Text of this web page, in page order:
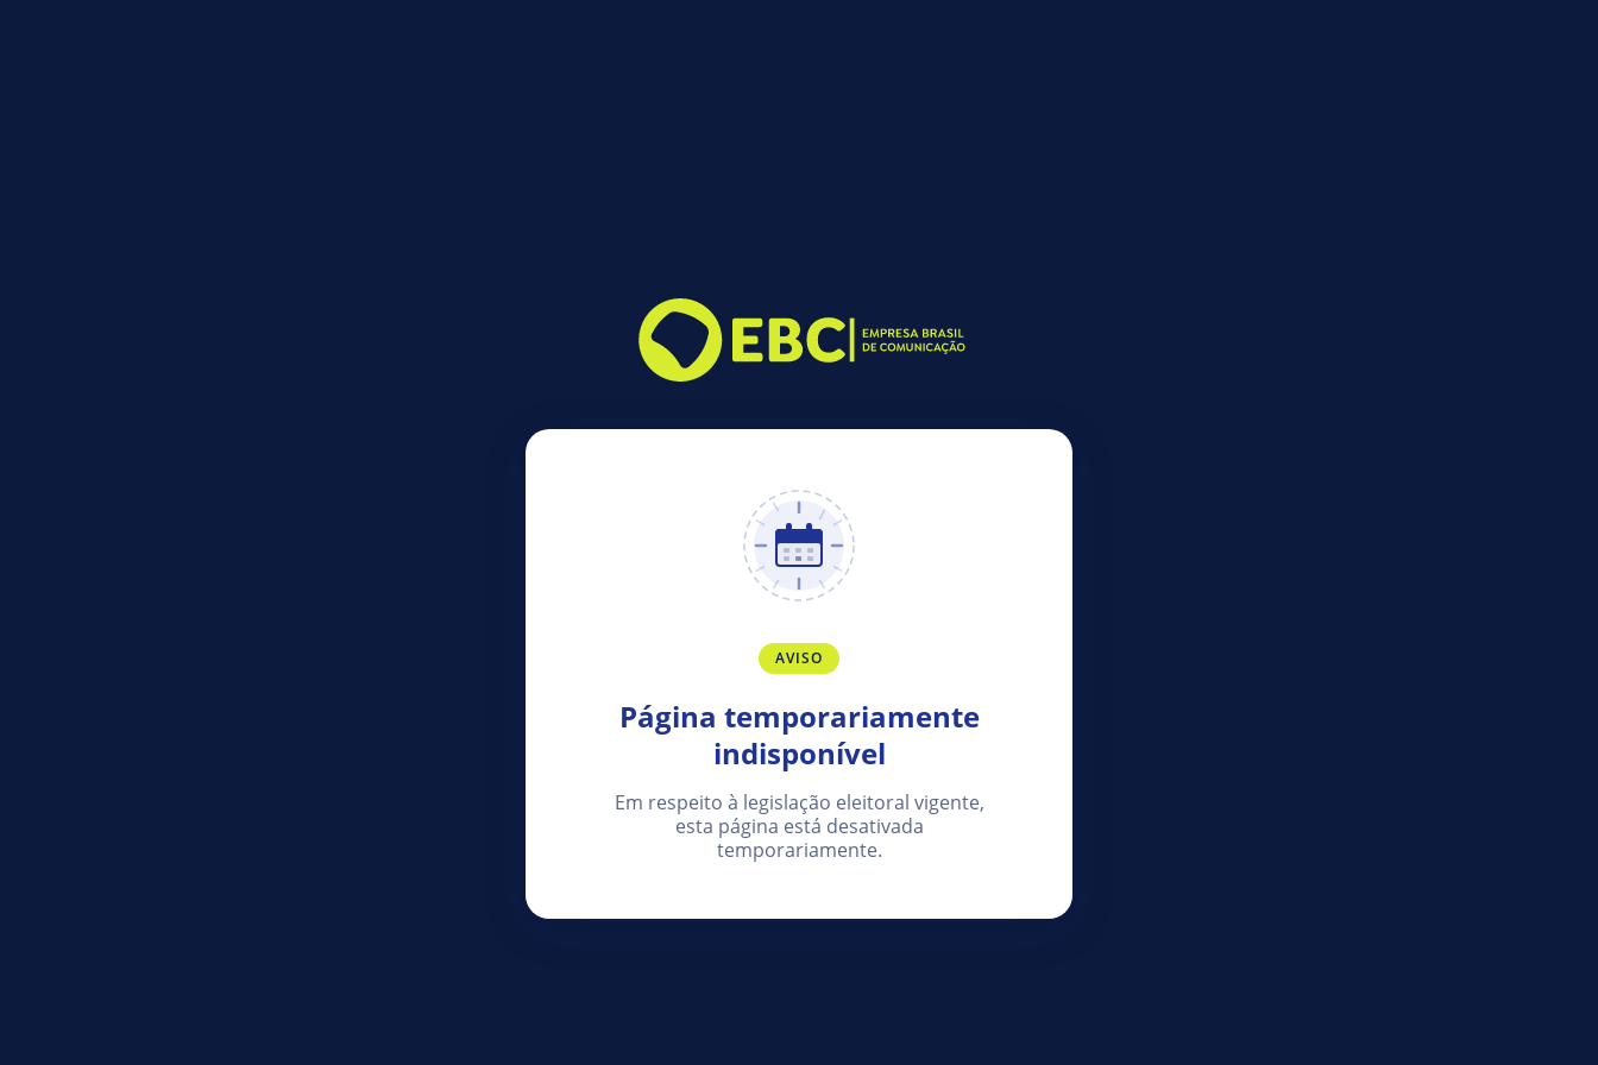
AVISO
Página temporariamente
indisponível
Em respeito à legislação eleitoral vigente,
esta página está desativada
temporariamente.